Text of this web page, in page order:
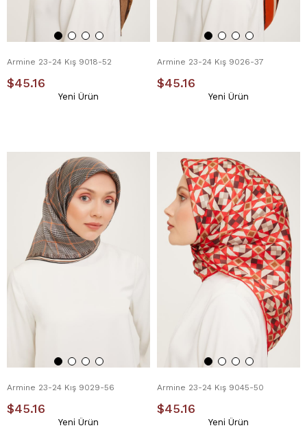
Armine 23-24 Kış 9018-52
$45.16
Yeni Ürün
Armine 23-24 Kış 9026-37
$45.16
Yeni Ürün
Armine 23-24 Kış 9029-56
$45.16
Yeni Ürün
Armine 23-24 Kış 9045-50
$45.16
Yeni Ürün